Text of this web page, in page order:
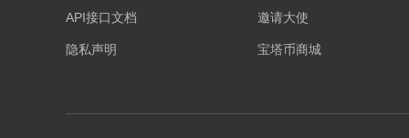
API接口文档
隐私声明
邀请大使
宝塔币商城